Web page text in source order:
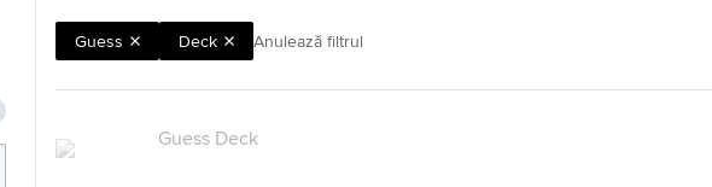
Guess Deck Anulează filtrul